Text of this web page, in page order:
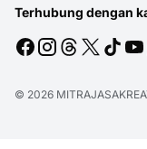
Terhubung dengan
© 2026